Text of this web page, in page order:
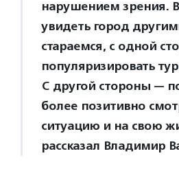
нарушением зрения.
увидеть город
стараемся, с одной
популяризировать
С другой стороны —
более позитивно
ситуацию и на свою
рассказал Владимир